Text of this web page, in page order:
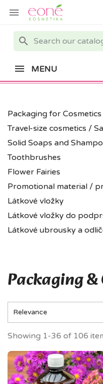

search
MENU
Packaging for Cosmetics
Travel-size cosmetics /
Solid Soaps and
Toothbrushes
Flower Fairies
Promotional material /
Látkové vložky
Látkové vložky do
Látkové ubrousky a
Packaging
Relevance
Showing 1-36 of 106